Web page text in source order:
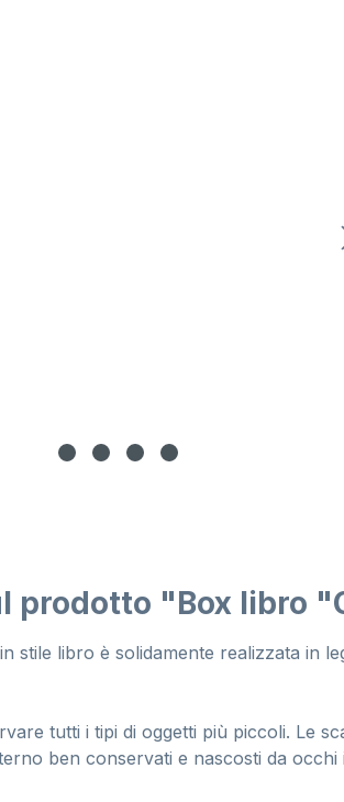
prodotto "Box libro
stile libro è solidamente realizzata in
tutti i tipi di oggetti più piccoli. Le
ben conservati e nascosti da occhi